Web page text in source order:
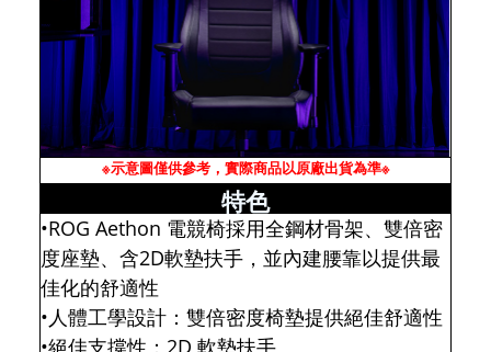
※示意圖僅供參考，實際商品以原廠出貨為準※
特色
•ROG Aethon 電競椅採用全鋼材骨架、雙倍密
度座墊、含2D軟墊扶手，並內建腰靠以提供最
佳化的舒適性
•人體工學設計：雙倍密度椅墊提供絕佳舒適性
•絕佳支撐性：2D 軟墊扶手